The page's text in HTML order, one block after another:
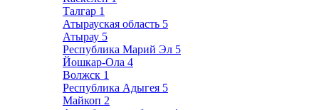
Талгар 1
Атырауская область 5
Атырау 5
Республика Марий Эл 5
Йошкар-Ола 4
Волжск 1
Республика Адыгея 5
Майкоп 2